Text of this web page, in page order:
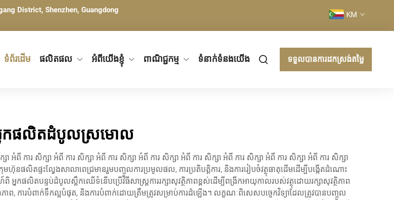
District, Shenzhen, Guangdong
KM
ទំព័រដើម ផលិតផល អំពីយើងខ្ញុំ ពាណិជ្ជកម្ម ទំនាក់ទំនងយើង ទទួលបានការដកស្រង់តម្លៃ
កផលិតដំបូលស្រមោល
សា អំពី ការ សិក្សា អំពី ការ សិក្សា អំពី ការ សិក្សា អំពី ការ សិក្សា អំពី ការ សិក្សា អំពី ការ សិក្សា អំពី ការ សិក្សា អំពី ការ សិក្សា
នផលិតផ្ទះល្វែងសាលាពេជ្រមានរួមបញ្ចូលការប្រមូលផល, ការប្រតិបត្តិការ, និងការរៀបចំវត្ថុធាតុដើមដើម្បីបង្កើតដំណោះ
កផលិតបន្ទប់ដំបូលស្លឹកឈើទំនើបប្រើវិធីសាស្ត្រការរក្សាសុវត្ថិភាពខ្ពស់ដើម្បីពង្រីកអាយុកាលរបស់វត្ថុដោយរក្សាសុវត្ថិភាព
ាព, ការបំពាក់ទឹកល្អបំផុត, និងការបំពាក់ដោយត្រឹមត្រូវសម្រាប់ការដំឡើង។ លក្ខណៈពិសេសបច្ចេកវិទ្យាដែលត្រូវបានបញ្ចូល